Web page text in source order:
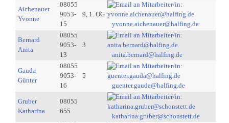
Aichenauer
Yvonne
08055
9053-
15
9, 1. OG
yvonne.aichenauer@halfing.de
Bernard
Anita
08055
9053-
13
3
anita.bernard@halfing.de
Gauda
Günter
08055
9053-
16
5
guenter.gauda@halfing.de
Gruber
Katharina
08055
655
katharina.gruber@schonstett.de